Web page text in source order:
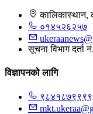
कालिकास्थान,
०१४५२६२५७
सूचना विभाग
विज्ञापनको लागि
९८४१८७९९९९